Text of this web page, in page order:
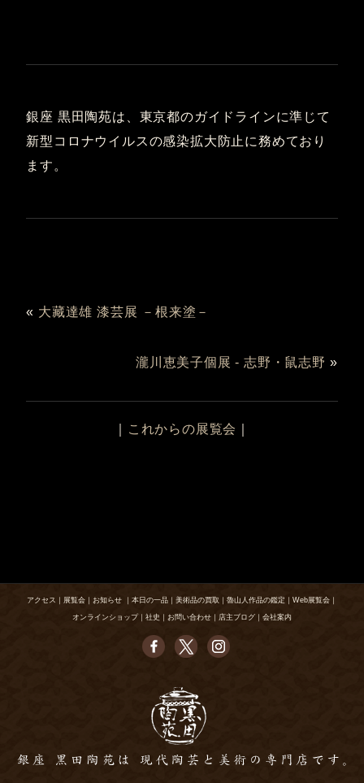
銀座 黒田陶苑は、東京都のガイドラインに準じて
新型コロナウイルスの感染拡大防止に務めており
ます。
« 大藏達雄 漆芸展 －根来塗－
瀧川恵美子個展 - 志野・鼠志野 »
これからの展覧会
アクセス ｜ 展覧会 ｜ お知らせ ｜ 本日の一品 ｜ 美術品の買取 ｜ 魯山人作品の鑑定 ｜ Web展覧会 ｜
オンラインショップ｜ 社史 ｜ お問い合わせ ｜ 店主ブログ ｜ 会社案内